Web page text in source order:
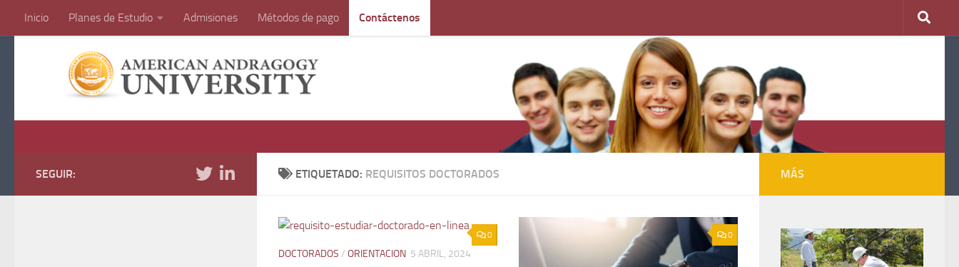
Saltar al contenido
Inicio Planes de Estudio Admisiones Métodos de pago Contáctenos
ETIQUETADO: REQUISITOS DOCTORADOS
0
DOCTORADOS / ORIENTACION 5 ABRIL, 2024
0
SEGUIR: MÁS